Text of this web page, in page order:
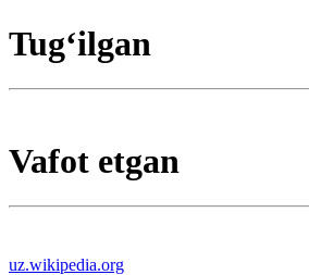
Tugʻilgan
Vafot etgan
uz.wikipedia.org